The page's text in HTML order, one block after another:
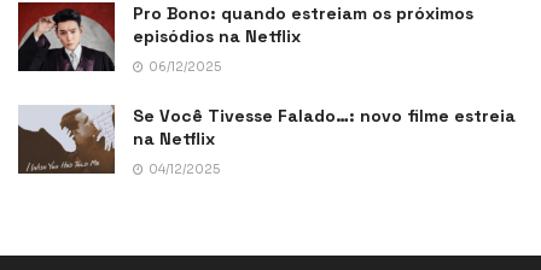
Pro Bono: quando estreiam os próximos
episódios na Netflix
06/12/2025
Se Você Tivesse Falado…: novo filme estreia
na Netflix
04/12/2025